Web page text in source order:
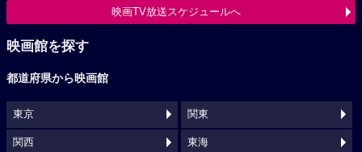
映画TV放送スケジュールへ
映画館を探す
都道府県から映画館
東京 関東
関西 東海